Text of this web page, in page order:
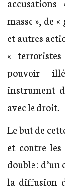
accusations
masse », de
et autres
«
pouvoir
instrument
avec le droit.
Le but de
et contre les
double : d’un
la diffusion